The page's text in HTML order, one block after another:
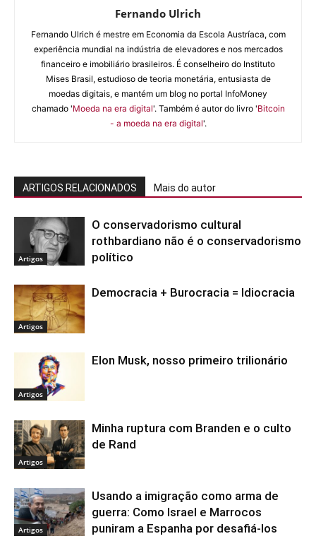
Fernando Ulrich
Fernando Ulrich é mestre em Economia da Escola Austríaca, com
experiência mundial na indústria de elevadores e nos mercados
financeiro e imobiliário brasileiros. É conselheiro do Instituto
Mises Brasil, estudioso de teoria monetária, entusiasta de
moedas digitais, e mantém um blog no portal InfoMoney
chamado 'Moeda na era digital'. Também é autor do livro 'Bitcoin
- a moeda na era digital'.
ARTIGOS RELACIONADOS Mais do autor
Artigos
O conservadorismo cultural
rothbardiano não é o conservadorismo
político
Artigos
Democracia + Burocracia = Idiocracia
Artigos
Elon Musk, nosso primeiro trilionário
Artigos
Minha ruptura com Branden e o culto
de Rand
Artigos
Usando a imigração como arma de
guerra: Como Israel e Marrocos
puniram a Espanha por desafiá-los